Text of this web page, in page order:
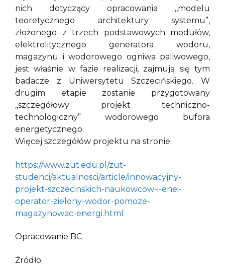
nich dotyczący opracowania ,,modelu
teoretycznego architektury systemu”,
złożonego z trzech podstawowych modułów,
elektrolitycznego generatora wodoru,
magazynu i wodorowego ogniwa paliwowego,
jest właśnie w fazie realizacji, zajmują się tym
badacze z Uniwersytetu Szczecińskiego. W
drugim etapie zostanie przygotowany
,,szczegółowy projekt techniczno-
technologiczny” wodorowego bufora
energetycznego.
Więcej szczegółów projektu na stronie:
https://www.zut.edu.pl/zut-
studenci/aktualnosci/article/innowacyjny-
projekt-szczecinskich-naukowcow-i-enei-
operator-zielony-wodor-pomoze-
magazynowac-energi.html
Opracowanie BC
Źródło: